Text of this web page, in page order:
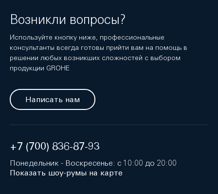
Возникли вопросы?
Используйте кнопку ниже, профессиональные
консультанты всегда готовы прийти вам на помощь в
решении любых возникших сложностей с выбором
продукции GROHE
Написать нам
+7 (700) 836-87-93
Понедельник - Воскресенье: с 10:00 до 20:00
Показать шоу-румы на карте